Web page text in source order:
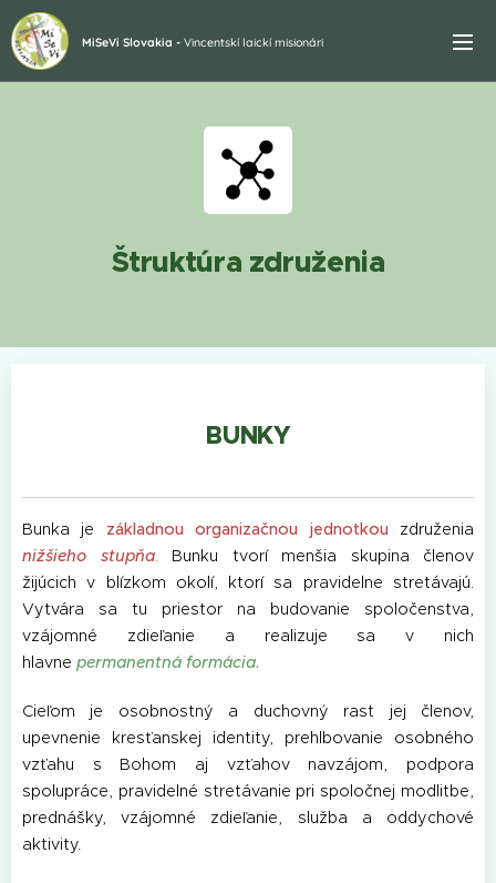
MiSeVi Slovakia - Vincentskí laickí misionári
Štruktúra združenia
BUNKY
Bunka je základnou organizačnou jednotkou združenia
nižšieho stupňa.Bunku tvorí menšia skupina členov
žijúcich v blízkom okolí, ktorí sa pravidelne stretávajú.
Vytvára sa tu priestor na budovanie spoločenstva,
vzájomné zdieľanie a realizuje sa v nich
hlavne permanentná formácia.
Cieľom je osobnostný a duchovný rast jej členov,
upevnenie kresťanskej identity, prehlbovanie osobného
vzťahu s Bohom aj vzťahov navzájom, podpora
spolupráce, pravidelné stretávanie pri spoločnej modlitbe,
prednášky, vzájomné zdieľanie, služba a oddychové
aktivity.